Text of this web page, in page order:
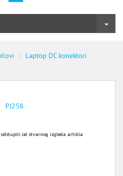
Laptop DC konektori
od stvarnog izgleda artikla